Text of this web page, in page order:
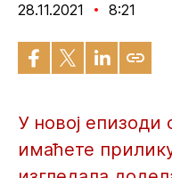
28.11.2021 8:21
У новој епизоди
имаћете